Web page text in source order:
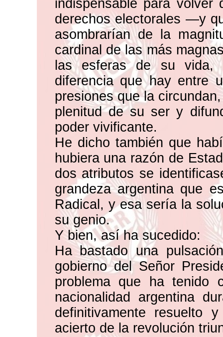
indispensable para volver
derechos electorales —y
asombrarían de la
cardinal de las más
las esferas de su
diferencia que hay entre
presiones que la
plenitud de su ser y
poder vivificante.
He dicho también que
hubiera una razón de
dos atributos se
grandeza argentina que
Radical, y esa sería la
su genio.
Y bien, así ha sucedido:
Ha bastado una
gobierno del Señor
problema que ha tenido
nacionalidad argentina
definitivamente resuelto
acierto de la revolución